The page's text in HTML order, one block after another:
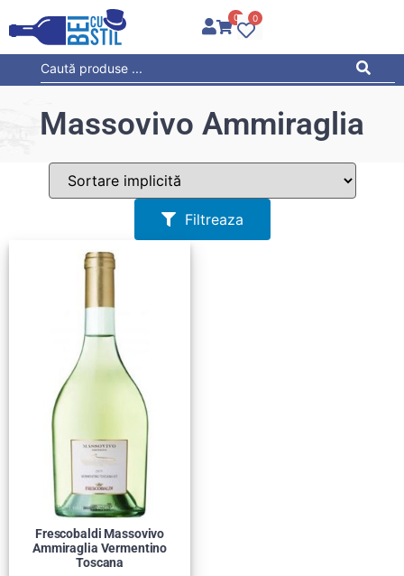
0 0
Massovivo Ammiraglia
Filtreaza
Frescobaldi Massovivo
Ammiraglia Vermentino
Toscana